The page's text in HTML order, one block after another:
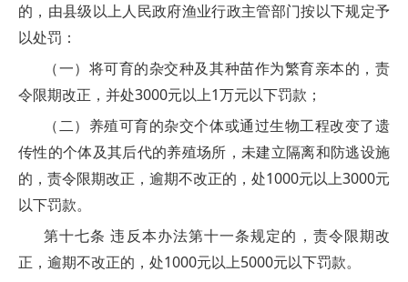
的，由县级以上人民政府渔业行政主管部门按以下规定予
以处罚：
（一）将可育的杂交种及其种苗作为繁育亲本的，责
令限期改正，并处3000元以上1万元以下罚款；
（二）养殖可育的杂交个体或通过生物工程改变了遗
传性的个体及其后代的养殖场所，未建立隔离和防逃设施
的，责令限期改正，逾期不改正的，处1000元以上3000元
以下罚款。
第十七条 违反本办法第十一条规定的，责令限期改
正，逾期不改正的，处1000元以上5000元以下罚款。